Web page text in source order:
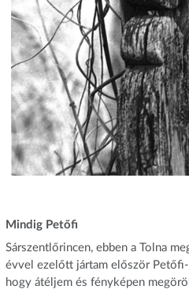
Mindig Petőfi
Sárszentlőrincen, ebben a Tolna
évvel ezelőtt jártam először
hogy átéljem és fényképen